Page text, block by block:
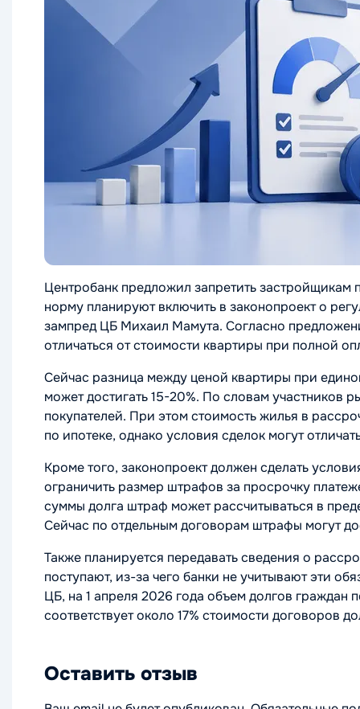
Центробанк предложил запретить застройщикам
норму планируют включить в законопроект о
зампред ЦБ Михаил Мамута. Согласно
отличаться от стоимости квартиры при полной
Сейчас разница между ценой квартиры при
может достигать 15-20%. По словам участников
покупателей. При этом стоимость жилья в
по ипотеке, однако условия сделок могут
Кроме того, законопроект должен сделать
ограничить размер штрафов за просрочку
суммы долга штраф может рассчитываться в
Сейчас по отдельным договорам штрафы могут
Также планируется передавать сведения о
поступают, из-за чего банки не учитывают эти
ЦБ, на 1 апреля 2026 года объем долгов граждан
соответствует около 17% стоимости договоров
Оставить отзыв